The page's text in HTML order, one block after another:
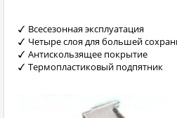
Всесезонная эксплуатация
Четыре слоя для большей
Антискользящее покрытие
Термопластиковый подпятник